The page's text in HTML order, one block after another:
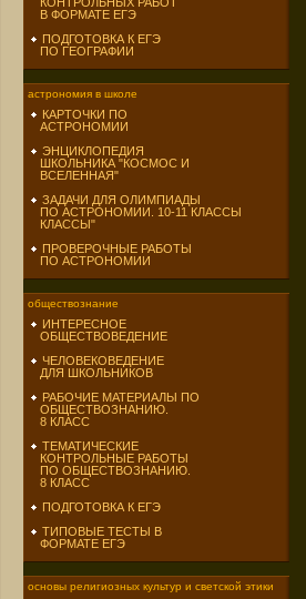
В ФОРМАТЕ ЕГЭ
ПОДГОТОВКА К ЕГЭ
ПО ГЕОГРАФИИ
астрономия в школе
КАРТОЧКИ ПО
АСТРОНОМИИ
ЭНЦИКЛОПЕДИЯ
ШКОЛЬНИКА "КОСМОС И
ВСЕЛЕННАЯ"
ЗАДАЧИ ДЛЯ ОЛИМПИАДЫ
ПО АСТРОНОМИИ. 10-11 КЛАССЫ
КЛАССЫ"
ПРОВЕРОЧНЫЕ РАБОТЫ
ПО АСТРОНОМИИ
обществознание
ИНТЕРЕСНОЕ
ОБЩЕСТВОВЕДЕНИЕ
ЧЕЛОВЕКОВЕДЕНИЕ
ДЛЯ ШКОЛЬНИКОВ
РАБОЧИЕ МАТЕРИАЛЫ ПО
ОБЩЕСТВОЗНАНИЮ.
8 КЛАСС
ТЕМАТИЧЕСКИЕ
КОНТРОЛЬНЫЕ РАБОТЫ
ПО ОБЩЕСТВОЗНАНИЮ.
8 КЛАСС
ПОДГОТОВКА К ЕГЭ
ТИПОВЫЕ ТЕСТЫ В
ФОРМАТЕ ЕГЭ
основы религиозных культур и светской этики